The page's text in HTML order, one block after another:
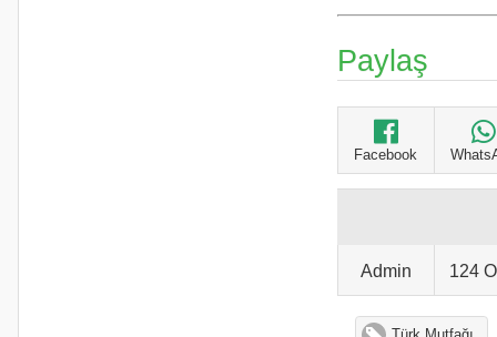
Paylaş
Facebook
Admin 124